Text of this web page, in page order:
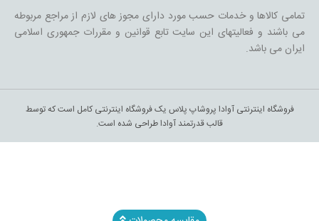
تمامی کالاها و خدمات حسب مورد دارای مجوز های لازم از مراجع مربوطه
می باشند و فعالیتهای این سایت تابع قوانین و مقررات جمهوری اسلامی
ایران می باشد.
فروشگاه اینترنتی آوادا پروشاپ پلاس یک فروشگاه اینترنتی کامل است که توسط
قالب قدرتمند آوادا طراحی شده است.